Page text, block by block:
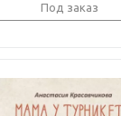
Под заказ